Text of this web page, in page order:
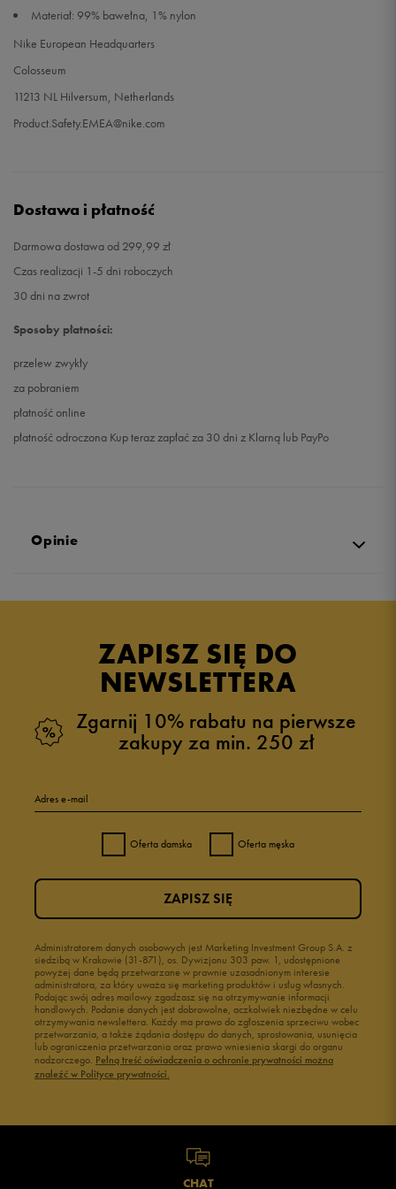
Materiał: 99% bawełna, 1% nylon
Nike European Headquarters
Colosseum
11213 NL Hilversum, Netherlands
Product.Safety.EMEA@nike.com
Dostawa i płatność
Darmowa dostawa od 299,99 zł
Czas realizacji 1-5 dni roboczych
30 dni na zwrot
Sposoby płatności:
przelew zwykły
za pobraniem
płatność online
płatność odroczona Kup teraz zapłać za 30 dni z Klarną lub PayPo
Opinie
ZAPISZ SIĘ DO
NEWSLETTERA
Zgarnij 10% rabatu na pierwsze
zakupy za min. 250 zł
Adres e-mail
Oferta damska Oferta męska
Administratorem danych osobowych jest Marketing Investment Group S.A. z
siedzibą w Krakowie (31-871), os. Dywizjonu 303 paw. 1, udostępnione
powyżej dane będą przetwarzane w prawnie uzasadnionym interesie
administratora, za który uważa się marketing produktów i usług własnych.
Podając swój adres mailowy zgadzasz się na otrzymywanie informacji
handlowych. Podanie danych jest dobrowolne, aczkolwiek niezbędne w celu
otrzymywania newslettera. Każdy ma prawo do zgłoszenia sprzeciwu wobec
przetwarzania, a także żądania dostępu do danych, sprostowania, usunięcia
lub ograniczenia przetwarzania oraz prawo wniesienia skargi do organu
nadzorczego. Pełną treść oświadczenia o ochronie prywatności można
znaleźć w Polityce prywatności.
ZAPISZ SIĘ
CHAT